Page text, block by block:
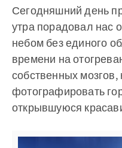
Сегодняшний день
утра порадовал нас
небом без единого
времени на
собственных
фотографировать
открывшуюся